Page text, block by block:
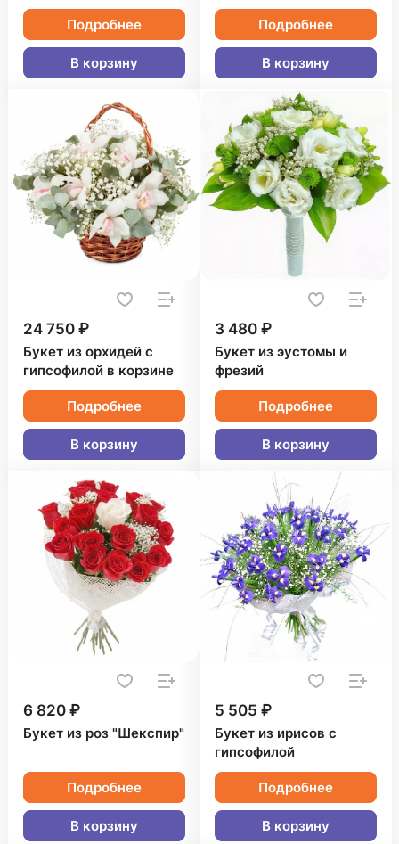
Подробнее
В корзину
Подробнее
В корзину
24 750 ₽
Букет из орхидей с
гипсофилой в корзине
Подробнее
В корзину
3 480 ₽
Букет из эустомы и
фрезий
Подробнее
В корзину
6 820 ₽
Букет из роз "Шекспир"
Подробнее
В корзину
5 505 ₽
Букет из ирисов с
гипсофилой
Подробнее
В корзину